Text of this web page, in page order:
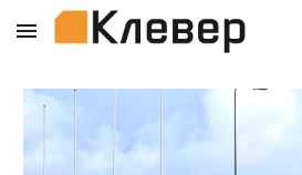
Skip to main content